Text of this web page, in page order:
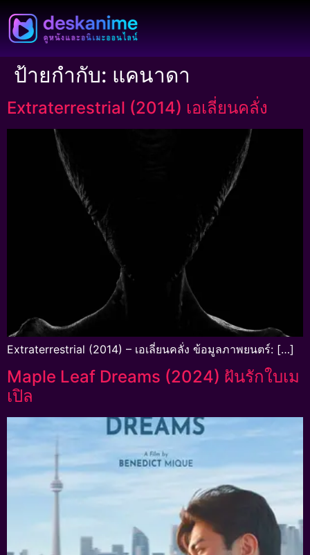
ป้ายกำกับ: แคนาดา
Extraterrestrial (2014) เอเลี่ยนคลั่ง
Extraterrestrial (2014) – เอเลี่ยนคลั่ง ข้อมูลภาพยนตร์: […]
Maple Leaf Dreams (2024) ฝันรักใบเม
เปิล